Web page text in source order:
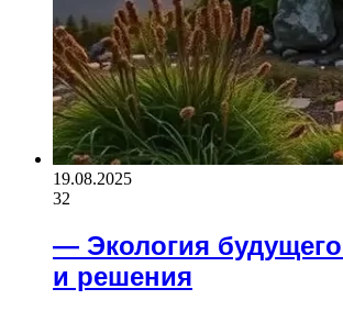
19.08.2025
32
— Экология
и решения